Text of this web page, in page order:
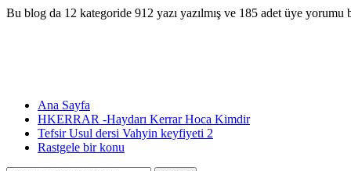
Bu blog da 12 kategoride 912 yazı yazılmış ve 185 adet üye yorumu
Ana Sayfa
HKERRAR -Haydarı Kerrar Hoca Kimdir
Tefsir Usul dersi Vahyin keyfiyeti 2
Rastgele bir konu